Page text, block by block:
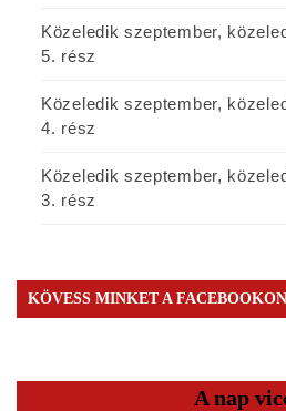
Közeledik szeptember,
5. rész
Közeledik szeptember,
4. rész
Közeledik szeptember,
3. rész
KÖVESS MINKET A FACEBOOKON
A nap